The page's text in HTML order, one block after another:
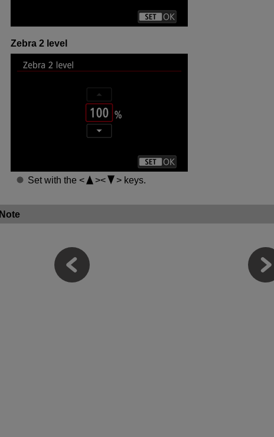
Zebra 2 level
Set with the keys.
Note